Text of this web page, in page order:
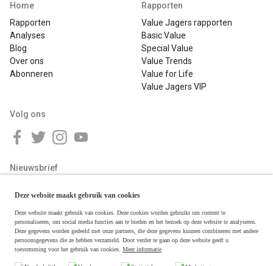
Home
Rapporten
Analyses
Blog
Over ons
Abonneren
Rapporten
Value Jagers rapporten
Basic Value
Special Value
Value Trends
Value for Life
Value Jagers VIP
Volg ons
Nieuwsbrief
Deze website maakt gebruik van cookies
Deze website maakt gebruik van cookies. Deze cookies worden gebruikt om content te
personaliseren, om social media functies aan te bieden en het bezoek op deze website te analyseren.
Deze gegevens worden gedeeld met onze partners, die deze gegevens kunnen combineren met andere
persoonsgegevens die ze hebben verzameld. Door verder te gaan op deze website geeft u
toestemming voor het gebruik van cookies. Meer informatie